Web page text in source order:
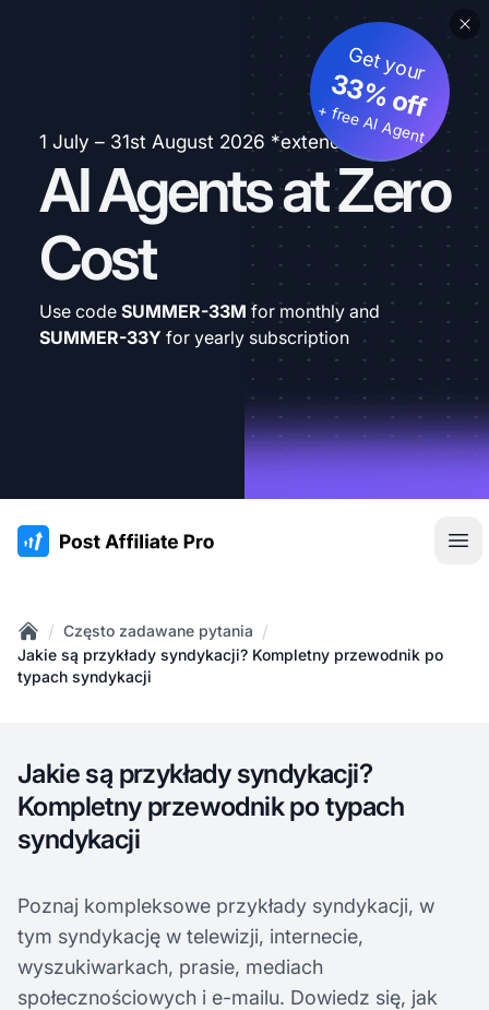
1 July – 31st August 2026 *extended
AI Agents at Zero
Cost
Get your
33% off
+ free AI Agent
Use code SUMMER-33M for monthly and
SUMMER-33Y for yearly subscription
:site.title
Home
/ Często zadawane pytania /
Jakie są przykłady syndykacji? Kompletny przewodnik po
typach syndykacji
Jakie są przykłady syndykacji?
Kompletny przewodnik po typach
syndykacji
Poznaj kompleksowe przykłady syndykacji, w
tym syndykację w telewizji, internecie,
wyszukiwarkach, prasie, mediach
społecznościowych i e-mailu. Dowiedz się, jak